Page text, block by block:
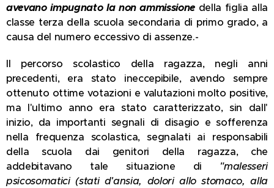
avevano impugnato la non ammissione della figlia alla
classe terza della scuola secondaria di primo grado, a
causa del numero eccessivo di assenze.-
Il percorso scolastico della ragazza, negli anni
precedenti, era stato ineccepibile, avendo sempre
ottenuto ottime votazioni e valutazioni molto positive,
ma l'ultimo anno era stato caratterizzato, sin dall'
inizio, da importanti segnali di disagio e sofferenza
nella frequenza scolastica, segnalati ai responsabili
della scuola dai genitori della ragazza, che
addebitavano tale situazione di "malesseri
psicosomatici (stati d'ansia, dolori allo stomaco, alla